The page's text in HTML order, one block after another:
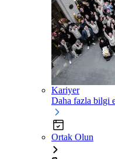
Kariyer
Daha fazla bilgi
Ortak Olun